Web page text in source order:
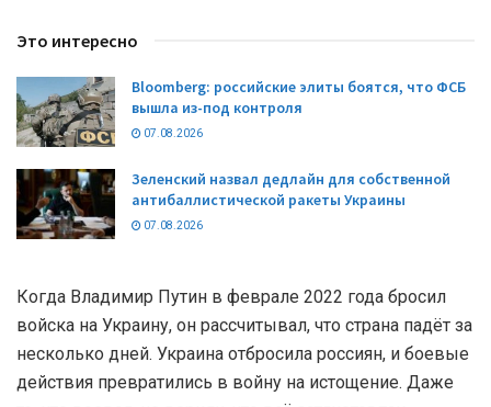
Это интересно
Bloomberg: российские элиты боятся, что ФСБ
вышла из-под контроля
07.08.2026
Зеленский назвал дедлайн для собственной
антибаллистической ракеты Украины
07.08.2026
Когда Владимир Путин в феврале 2022 года бросил
войска на Украину, он рассчитывал, что страна падёт за
несколько дней. Украина отбросила россиян, и боевые
действия превратились в войну на истощение. Даже